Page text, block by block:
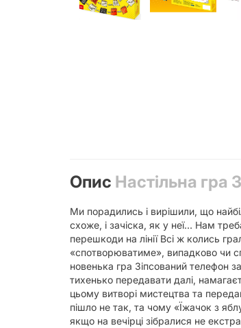
Опис Настільна гра
Ми порадились і вирішили, що
схоже, і зачіска, як у неї… Нам
перешкоди на лінії Всі ж колись
«спотворюватиме», випадково чи
новенька гра Зіпсований телефон
тихенько передавати далі,
цьому витворі мистецтва та
пішло не так, та чому «Їжачок з
якщо на вечірці зібралися не